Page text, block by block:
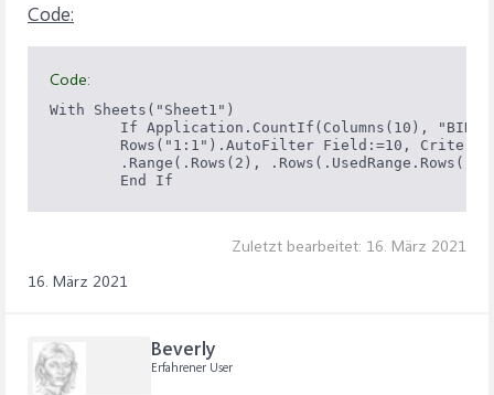
Code:
Code:
With Sheets("Sheet1")
If Application.CountIf(Columns(10),
Rows("1:1").AutoFilter Field:=10,
.Range(.Rows(2),
        End If
Zuletzt bearbeitet: 16. März 2021
16. März 2021
Beverly
Erfahrener User